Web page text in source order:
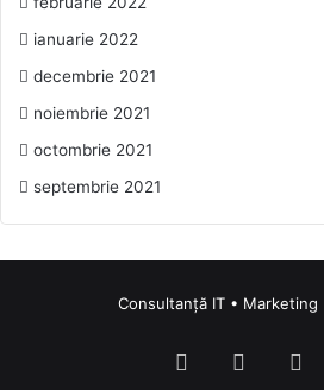
ianuarie 2022
decembrie 2021
noiembrie 2021
octombrie 2021
septembrie 2021
Consultanță IT • Marketing
FacebookLinkedIn